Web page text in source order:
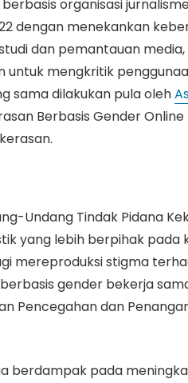
organisasi
dengan menekankan
dan pemantauan
untuk mengkritik
sama dilakukan pula oleh
Berbasis Gender
Undang Tindak Pidana
yang lebih berpihak
mereproduksi stigma
gender bekerja
Pencegahan dan
berdampak pada